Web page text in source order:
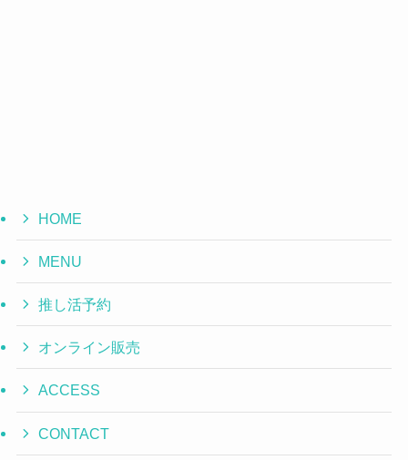
HOME
MENU
推し活予約
オンライン販売
ACCESS
CONTACT